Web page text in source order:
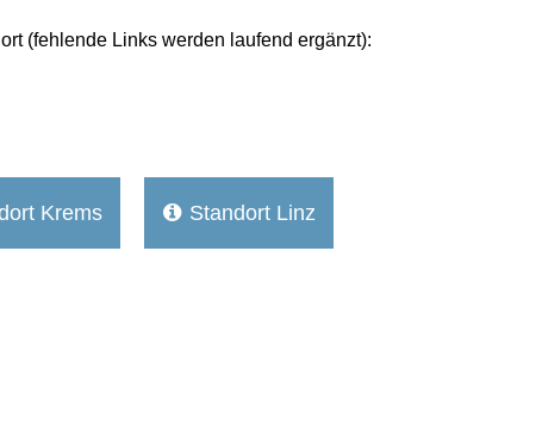
(fehlende Links werden laufend ergänzt):
Krems  Standort Linz